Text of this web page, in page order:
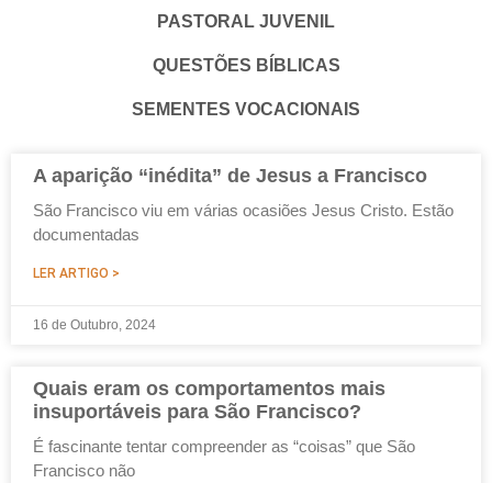
PASTORAL JUVENIL
QUESTÕES BÍBLICAS
SEMENTES VOCACIONAIS
A aparição “inédita” de Jesus a Francisco
São Francisco viu em várias ocasiões Jesus Cristo. Estão
documentadas
LER ARTIGO >
16 de Outubro, 2024
Quais eram os comportamentos mais
insuportáveis para São Francisco?
É fascinante tentar compreender as “coisas” que São
Francisco não